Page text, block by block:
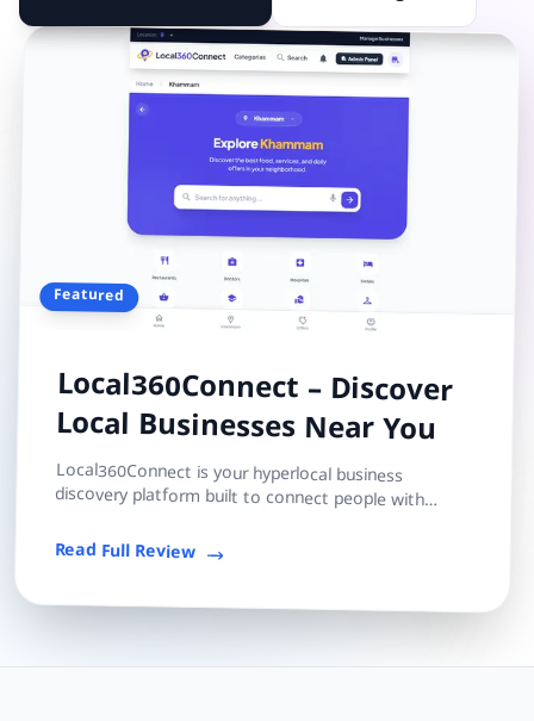
Featured
Local360Connect – Discover
Local Businesses Near You
Local360Connect is your hyperlocal business
discovery platform built to connect people with
Read Full Review